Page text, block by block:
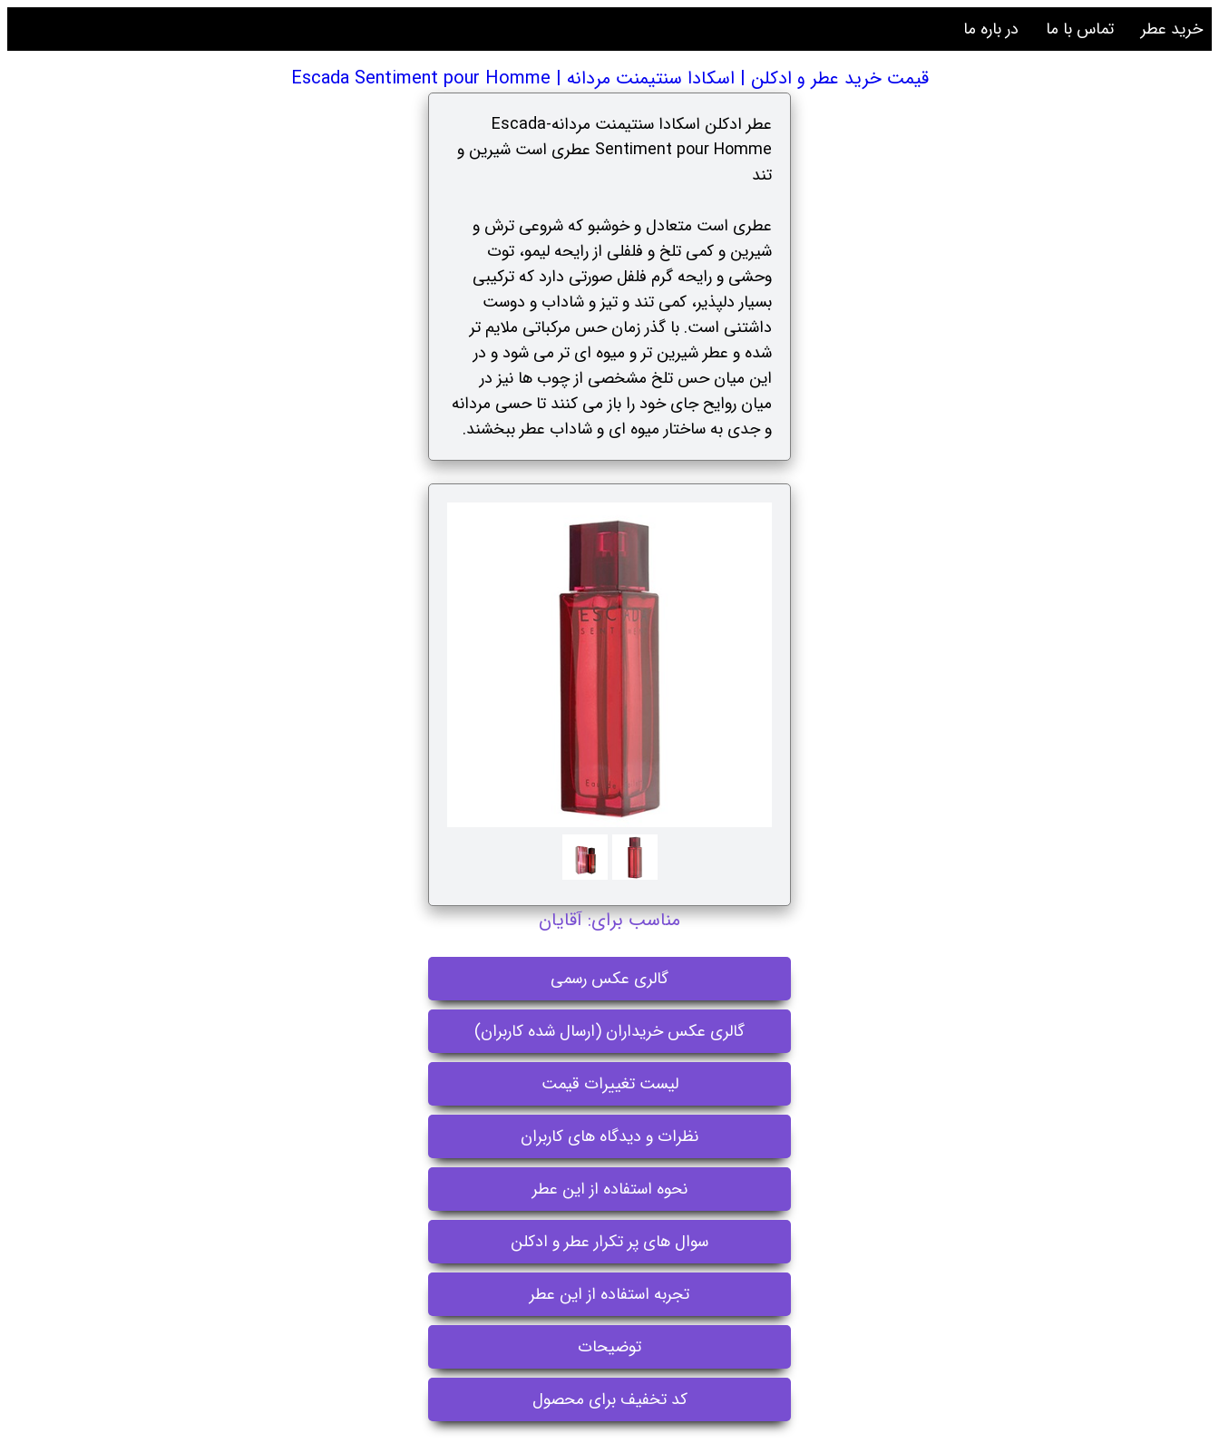
خرید عطر تماس با ما در باره ما
قیمت خرید عطر و ادکلن | اسکادا سنتیمنت مردانه | Escada Sentiment pour Homme
عطر ادکلن اسکادا سنتیمنت مردانه-Escada
Sentiment pour Homme عطری است شیرین و
تند
عطری است متعادل و خوشبو که شروعی ترش و
شیرین و کمی تلخ و فلفلی از رایحه لیمو، توت
وحشی و رایحه گرم فلفل صورتی دارد که ترکیبی
بسیار دلپذیر، کمی تند و تیز و شاداب و دوست
داشتنی است. با گذر زمان حس مرکباتی ملایم تر
شده و عطر شیرین تر و میوه ای تر می شود و در
این میان حس تلخ مشخصی از چوب ها نیز در
میان روایح جای خود را باز می کنند تا حسی مردانه
و جدی به ساختار میوه ای و شاداب عطر ببخشند.
مناسب برای: آقایان
گالری عکس رسمی
گالری عکس خریداران (ارسال شده کاربران)
لیست تغییرات قیمت
نظرات و دیدگاه های کاربران
نحوه استفاده از این عطر
سوال های پر تکرار عطر و ادکلن
تجربه استفاده از این عطر
توضیحات
کد تخفیف برای محصول